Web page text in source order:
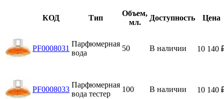
КОД Тип
Объем,
мл.
Доступность Цена
PF0008031
Парфюмерная
вода
50 В наличии 10 140
PF0008033
Парфюмерная
вода тестер
100 В наличии 10 140